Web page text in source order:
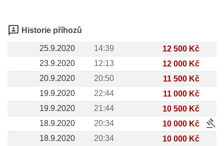
3p Historie příhozů
25.9.2020 14:39
12 500 Kč
23.9.2020
12:13
12 000 Kč
20.9.2020
20:50
11 500 Kč
19.9.2020
22:44
11 000 Kč
19.9.2020
21:44
10 500 Kč
18.9.2020
20:34 10 000 Kč gavel
18.9.2020 20:34
10 000 Kč